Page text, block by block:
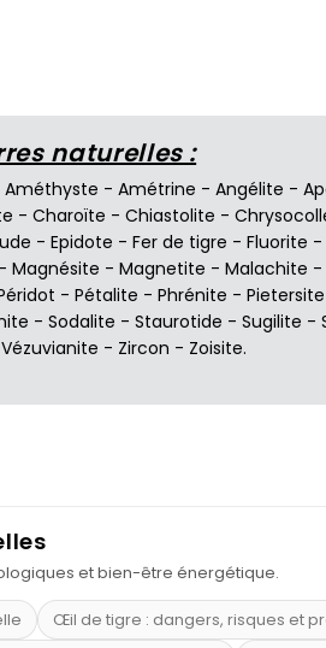
naturelles :
Améthyste - Amétrine - Angélite -
- Charoïte - Chiastolite -
- Epidote - Fer de tigre - Fluorite -
- Magnésite - Magnetite - Malachite -
- Pétalite - Phrénite - Pietersite
- Sodalite - Staurotide - Sugilite -
Vézuvianite - Zircon - Zoisite.
et bien-être énergétique.
Œil de tigre : dangers, risques et